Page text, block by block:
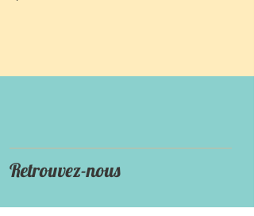
Retrouvez-nous